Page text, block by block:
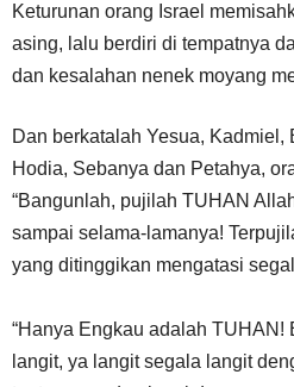
Keturunan orang Israel
asing, lalu berdiri di tempatnya
dan kesalahan nenek moyang
Dan berkatalah Yesua, Kadmiel,
Hodia, Sebanya dan Petahya,
“Bangunlah, pujilah TUHAN
sampai selama-lamanya!
yang ditinggikan mengatasi
“Hanya Engkau adalah TUHAN!
langit, ya langit segala langit